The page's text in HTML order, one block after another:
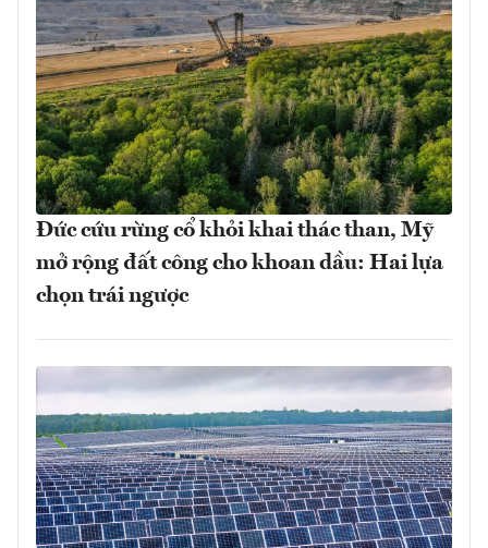
Đức cứu rừng cổ khỏi khai thác than, Mỹ
mở rộng đất công cho khoan dầu: Hai lựa
chọn trái ngược